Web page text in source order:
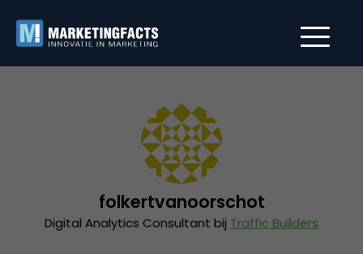
folkertvanoorschot
Digital Analytics Consultant bij Traffic Builders